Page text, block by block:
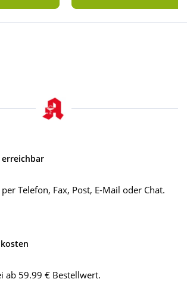
erreichbar
Telefon, Fax, Post, E-Mail oder Chat.
ab 59.99 € Bestellwert.